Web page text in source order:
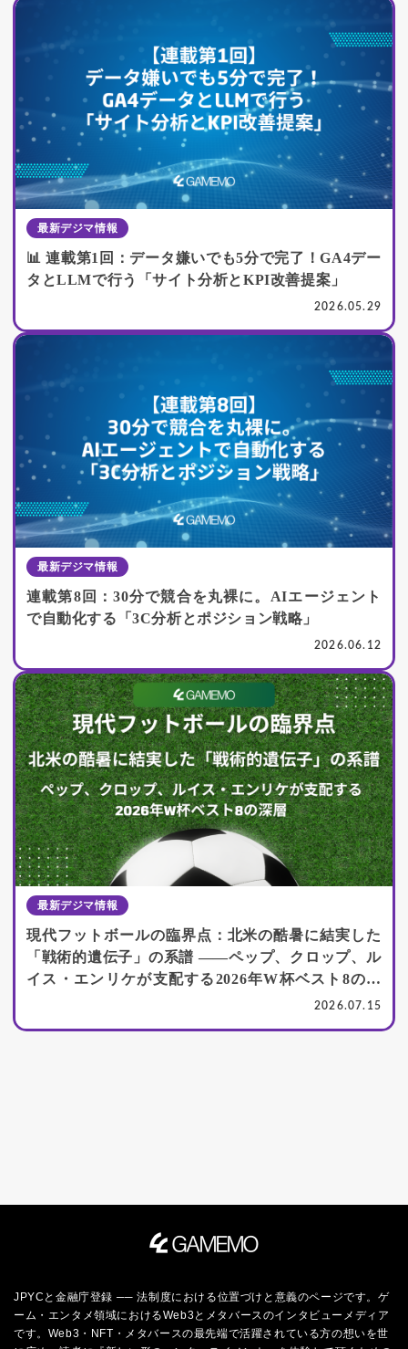
最新デジマ情報
📊 連載第1回：データ嫌いでも5分で完了！GA4デー
タとLLMで行う「サイト分析とKPI改善提案」
2026.05.29
最新デジマ情報
連載第8回：30分で競合を丸裸に。AIエージェント
で自動化する「3C分析とポジション戦略」
2026.06.12
最新デジマ情報
現代フットボールの臨界点：北米の酷暑に結実した
「戦術的遺伝子」の系譜 ――ペップ、クロップ、ル
イス・エンリケが支配する2026年W杯ベスト8の深
2026.07.15
JPYCと金融庁登録 ── 法制度における位置づけと意義のページです。ゲ
ーム・エンタメ領域におけるWeb3とメタバースのインタビューメディア
です。Web3・NFT・メタバースの最先端で活躍されている方の想いを世